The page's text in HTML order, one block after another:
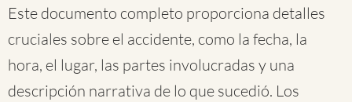
Este documento completo proporciona detalles
cruciales sobre el accidente, como la fecha, la
hora, el lugar, las partes involucradas y una
descripción narrativa de lo que sucedió. Los